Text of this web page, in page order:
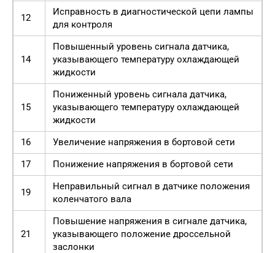
12
Исправность в диагностической цепи лампы
для контроля
14
Повышенный уровень сигнала датчика,
указывающего температуру охлаждающей
жидкости
15
Пониженный уровень сигнала датчика,
указывающего температуру охлаждающей
жидкости
16
Увеличение напряжения в бортовой сети
17
Понижение напряжения в бортовой сети
19
Неправильный сигнал в датчике положения
коленчатого вала
21
Повышение напряжения в сигнале датчика,
указывающего положение дроссельной
заслонки